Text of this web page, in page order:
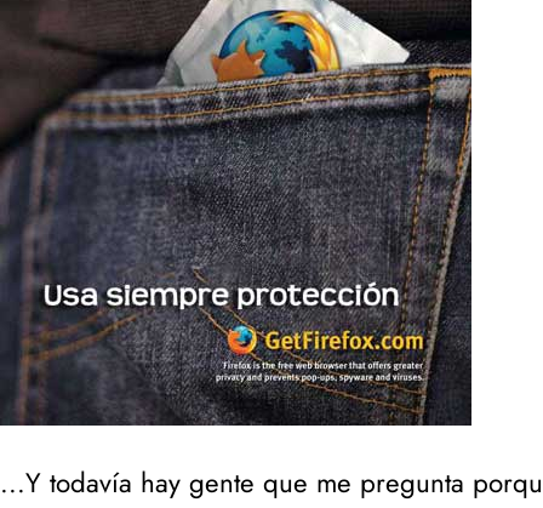
...Y todavía hay gente que me pregunta